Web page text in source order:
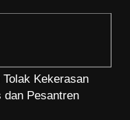
Kekerasan
dan Pesantren